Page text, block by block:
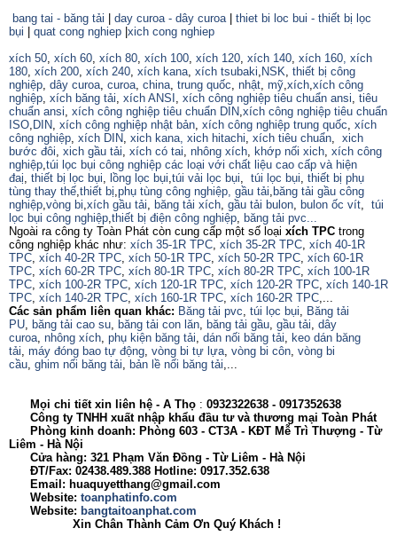
bang tai - băng tải
day curoa - dây curoa| thiet bi loc bui - thiết bị lọc
bụi
quat cong nghiep xich cong nghiep
xích 50, xích 60, xích 80, xích 100, xích 120, xích 140, xích 160, xích
180, xích 200, xích 240, xích kana, xích tsubaki, NSK, thiết bị công
nghiệp, dây curoa, curoa, china, trung quốc, nhật, mỹ,xích,xích công
nghiệp, xích băng tải, xích ANSI , xích công nghiệp tiêu chuẩn ansi, tiêu
chuẩn ansi, xích công nghiệp tiêu chuẩn DIN,xích công nghiệp tiêu chuẩn
ISO, DIN, xích công nghiệp nhật bản, xích công nghiệp trung quốc, xích
công nghiệp, xích DIN, xich kana, xich hitachi, xích tiêu chuẩn, xich
bước đôi, xich gầu tải, xích có tai, nhông xích, khớp nối xich, xích công
nghiệp,túi lọc bụi công nghiệp các loại với chất liệu cao cấp và hiện
đaị, thiết bị lọc bụi, lồng lọc bụi,túi vải lọc bụi, túi lọc bụi, thiết bị phụ
tùng thay thế,thiết bị,phụ tùng công nghiệp, gầu tải, băng tải gầu công
nghiệp,vòng bi,xích gầu tải, băng tải xích, gầu tải bulon, bulon ốc vít, túi
lọc bụi công nghiệp,thiết bị điện công nghiệp, băng tải pvc...
Ngoài ra công ty Toàn Phát còn cung cấp một số loại xích TPC trong
công nghiệp khác như: xích 35-1R TPC, xích 35-2R TPC, xích 40-1R
TPC, xích 40-2R TPC, xích 50-1R TPC, xích 50-2R TPC, xích 60-1R
TPC, xích 60-2R TPC, xích 80-1R TPC, xích 80-2R TPC, xích 100-1R
TPC, xích 100-2R TPC, xích 120-1R TPC, xích 120-2R TPC, xích 140-1R
TPC, xích 140-2R TPC, xích 160-1R TPC, xích 160-2R TPC,...
Các sản phẩm liên quan khác: Băng tải pvc, túi lọc bụi, Băng tải
PU, băng tải cao su, băng tải con lăn, băng tải gầu, gầu tải, dây
curoa, nhông xích, phụ kiện băng tải, dán nối băng tải, keo dán băng
tải, máy đóng bao tự động, vòng bi tự lựa, vòng bi côn, vòng bi
cầu, ghim nối băng tải, bản lề nối băng tải,...
Mọi chi tiết xin liên hệ - A Thọ : 0932322638 - 0917352638
Công ty TNHH xuất nhập khẩu đầu tư và thương mại Toàn Phát
Phòng kinh doanh: Phòng 603 - CT3A - KĐT Mễ Trì Thượng - Từ
Liêm - Hà Nội
Cửa hàng: 321 Phạm Văn Đồng - Từ Liêm - Hà Nội
ĐT/Fax: 02438.489.388 Hotline: 0917.352.638
Email: huaquyetthang@gmail.com
Website: toanphatinfo.com
Website: bangtaitoanphat.com
Xin Chân Thành Cảm Ơn Quý Khách !